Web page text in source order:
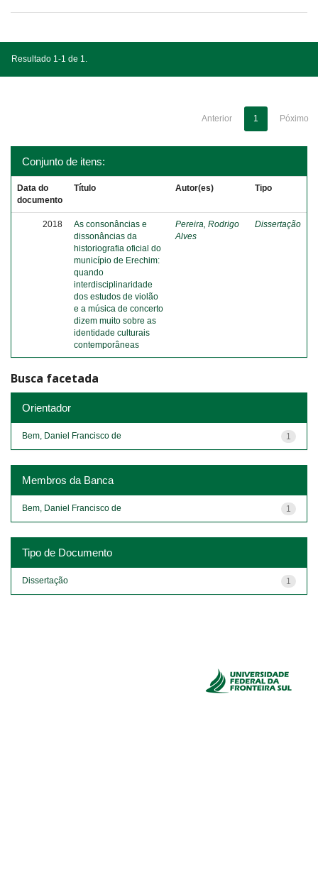
Resultado 1-1 de 1.
Anterior 1 Póximo
Conjunto de itens:
Data do
documento
Título Autor(es) Tipo
2018
As consonâncias e
dissonâncias da
historiografia oficial do
município de Erechim:
quando
interdisciplinaridade
dos estudos de violão
e a música de concerto
dizem muito sobre as
identidade culturais
contemporâneas
Pereira, Rodrigo
Alves
Dissertação
Busca facetada
Orientador
1
Bem, Daniel Francisco de
Membros da Banca
1
Bem, Daniel Francisco de
Tipo de Documento
1
Dissertação